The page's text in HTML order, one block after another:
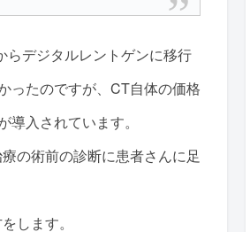
らデジタルレントゲンに移行
ったのですが、CT自体の価格
入されています。
の術前の診断に患者さんに足
します。